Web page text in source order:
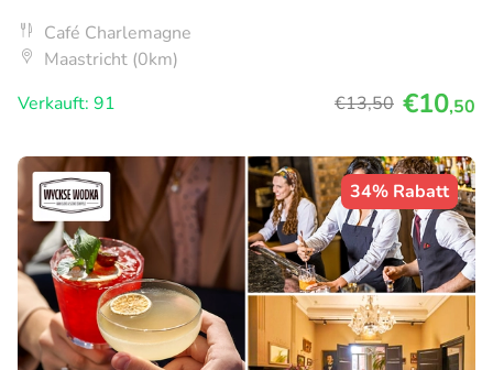
Café Charlemagne
Maastricht (0km)
Verkauft: 91
€13,50 €10,50
34% Rabatt